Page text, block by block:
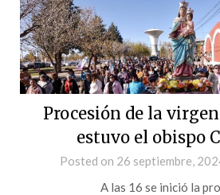
Procesión de la
estuvo el obispo
Posted on 26 septiembre,
A las 16 se inició la